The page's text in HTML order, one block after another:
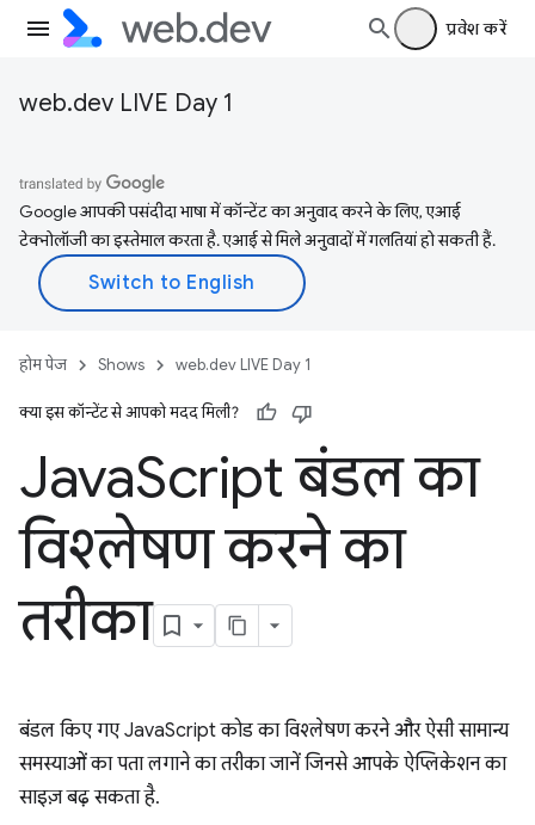
प्रवेश करें
web.dev LIVE Day 1
Google आपकी पसंदीदा भाषा में कॉन्टेंट का अनुवाद करने के लिए, एआई
टेक्नोलॉजी का इस्तेमाल करता है. एआई से मिले अनुवादों में गलतियां हो सकती हैं.
होम पेज Shows web.dev LIVE Day 1
क्या इस कॉन्टेंट से आपको मदद मिली?
JavaScript बंडल का
विश्लेषण करने का
तरीका
बंडल किए गए JavaScript कोड का विश्लेषण करने और ऐसी सामान्य
समस्याओं का पता लगाने का तरीका जानें जिनसे आपके ऐप्लिकेशन का
साइज़ बढ़ सकता है.